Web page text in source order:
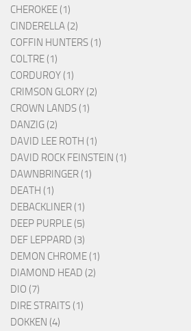
CHEROKEE (1)
CINDERELLA (2)
COFFIN HUNTERS (1)
COLTRE (1)
CORDUROY (1)
CRIMSON GLORY (2)
CROWN LANDS (1)
DANZIG (2)
DAVID LEE ROTH (1)
DAVID ROCK FEINSTEIN (1)
DAWNBRINGER (1)
DEATH (1)
DEBACKLINER (1)
DEEP PURPLE (5)
DEF LEPPARD (3)
DEMON CHROME (1)
DIAMOND HEAD (2)
DIO (7)
DIRE STRAITS (1)
DOKKEN (4)